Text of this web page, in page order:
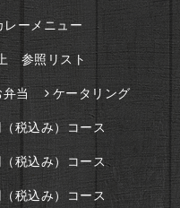
ーメニュー
参照リスト
当 ケータリング
税込み）コース
税込み）コース
税込み）コース